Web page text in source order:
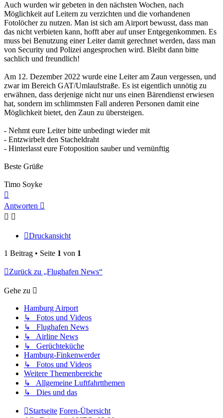
Auch wurden wir gebeten in den nächsten Wochen, nach
Möglichkeit auf Leitern zu verzichten und die vorhandenen
Fotolöcher zu nutzen. Man ist sich am Airport bewusst, dass man
das nicht verbieten kann, hofft aber auf unser Entgegenkommen. Es
muss bei Benutzung einer Leiter damit gerechnet werden, dass man
von Security und Polizei angesprochen wird. Bleibt dann bitte
sachlich und freundlich!
Am 12. Dezember 2022 wurde eine Leiter am Zaun vergessen, und
zwar im Bereich GAT/Umlaufstraße. Es ist eigentlich unnötig zu
erwähnen, dass derjenige nicht nur uns einen Bärendienst erwiesen
hat, sondern im schlimmsten Fall anderen Personen damit eine
Möglichkeit bietet, den Zaun zu übersteigen.
- Nehmt eure Leiter bitte unbedingt wieder mit
- Entzwirbelt den Stacheldraht
- Hinterlasst eure Fotoposition sauber und vernünftig
Beste Grüße
Timo Soyke
oben
Antworten
Druckansicht
1 Beitrag • Seite 1 von 1
Zurück zu „Flughafen News“
Gehe zu
Hamburg Airport
↳ Fotos und Videos
↳ Flughafen News
↳ Airline News
↳ Gerüchteküche
Hamburg-Finkenwerder
↳ Fotos und Videos
Weitere Themenbereiche
↳ Allgemeine Luftfahrtthemen
↳ Dies und das
Startseite Foren-Übersicht